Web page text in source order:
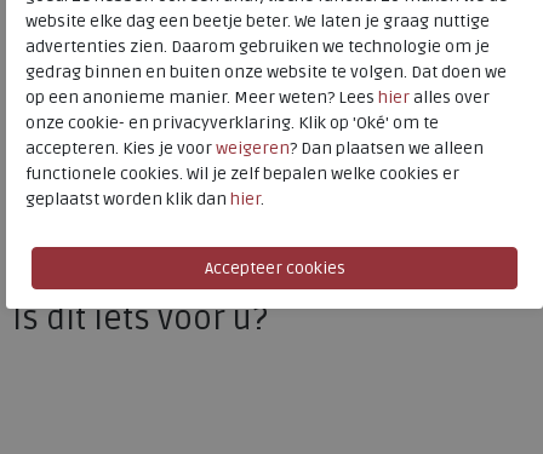
Piedi Nudi
Toon alles vanPiedi Nudi
Naar allesneakers / veterschoenen
Is dit iets voor u?
website elke dag een beetje beter. We laten je graag nuttige
advertenties zien. Daarom gebruiken we technologie om je
gedrag binnen en buiten onze website te volgen. Dat doen we
op een anonieme manier. Meer weten? Lees hieralles over
onze cookie- en privacyverklaring. Klik op 'Oké' om te
accepteren. Kies je voorweigeren? Dan plaatsen we alleen
functionele cookies. Wil je zelf bepalen welke cookies er
geplaatst worden klik dan hier.